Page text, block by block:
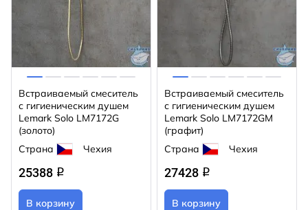
Встраиваемый смеситель
с гигиеническим душем
Lemark Solo LM7172G
(золото)
Страна
Чехия
25388 q
В корзину
Встраиваемый смеситель
с гигиеническим душем
Lemark Solo LM7172GM
(графит)
Страна
Чехия
27428 q
В корзину